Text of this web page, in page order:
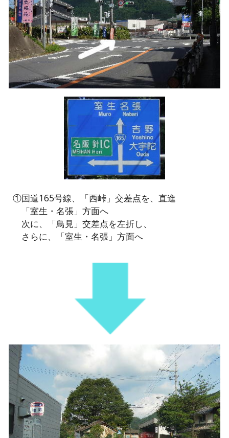
①国道165号線、「西峠」交差点を、直進
「室生・名張」方面へ
次に、「鳥見」交差点を左折し、
さらに、「室生・名張」方面へ